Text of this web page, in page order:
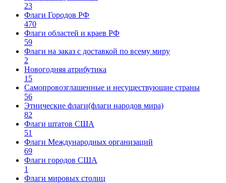
23
Флаги Городов РФ
470
Флаги областей и краев РФ
59
Флаги на заказ с доставкой по всему миру
2
Новогодняя атрибутика
15
Самопровозглашенные и несуществующие страны
56
Этнические флаги(флаги народов мира)
82
Флаги штатов США
51
Флаги Международных организаций
69
Флаги городов США
1
Флаги мировых столиц